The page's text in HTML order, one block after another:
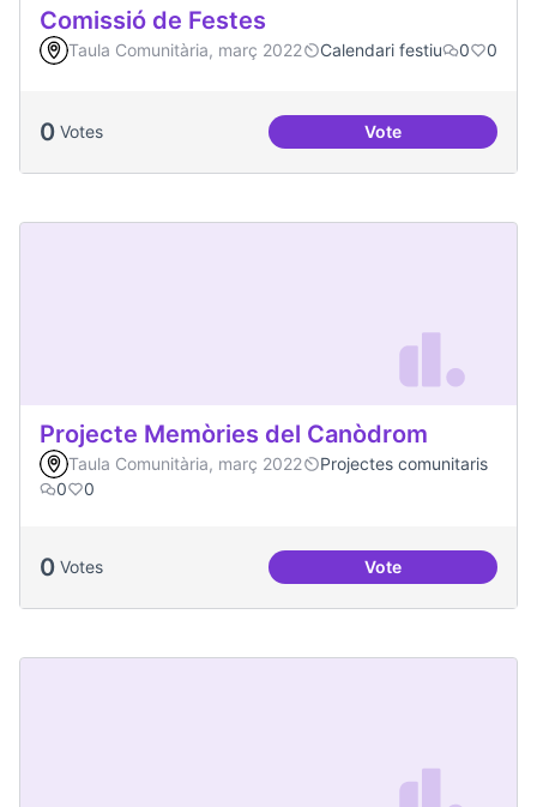
Comissió de Festes
Taula Comunitària, març 2022 Calendari festiu 0 0
0 Votes VoteComissió de
Projecte Memòries del Canòdrom
Taula Comunitària, març 2022
Projectes comunitaris
0
0
0 Votes VoteProjecte